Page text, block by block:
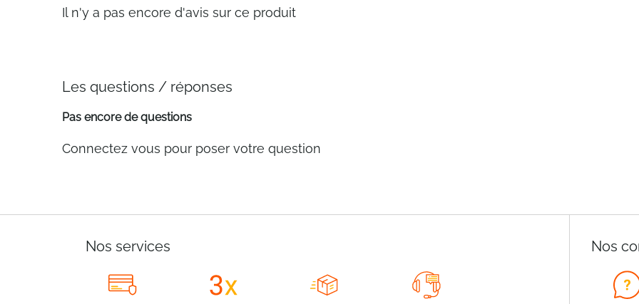
Il n'y a pas encore d'avis sur ce produit
Les questions / réponses
Pas encore de questions
Connectez vous pour poser votre question
Nos services Nos